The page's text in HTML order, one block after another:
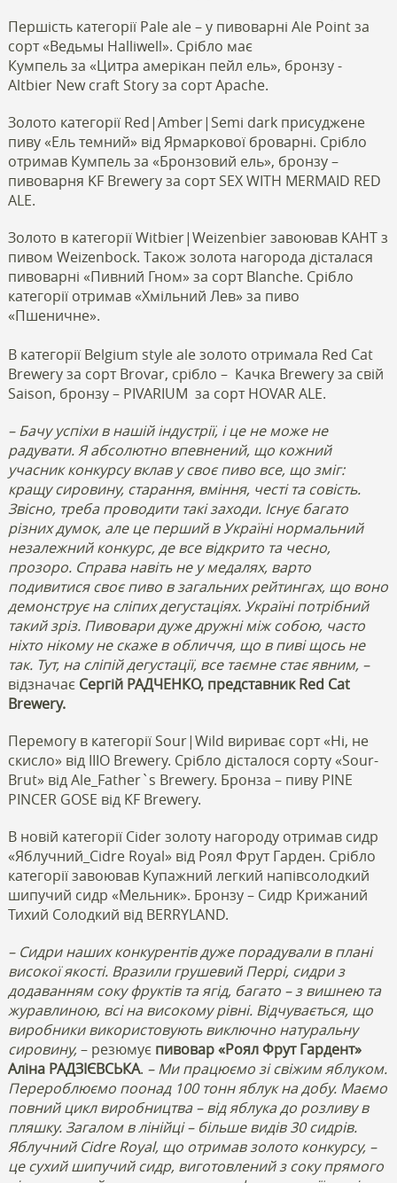
Першість категорії Pale ale – у пивоварні Ale Point за
сорт «Ведьмы Halliwell». Срібло має
Кумпель за «Цитра амерікан пейл ель», бронзу -
Altbier New craft Story за сорт Apache.
Золото категорії Red|Amber|Semi dark присуджене
пиву «Ель темний» від Ярмаркової броварні. Срібло
отримав Кумпель за «Бронзовий ель», бронзу –
пивоварня KF Brewery за сорт SEX WITH MERMAID RED
ALE.
Золото в категорії Witbier|Weizenbier завоював КАНТ з
пивом Weizenbock. Також золота нагорода дісталася
пивоварні «Пивний Гном» за сорт Blanche. Срібло
категорії отримав «Хмільний Лев» за пиво
«Пшеничне».
В категорії Belgium style ale золото отримала Red Cat
Brewery за сорт Brovar, срібло – Качка Brewery за свій
Saison, бронзу – PIVARIUM за сорт HOVAR ALE.
– Бачу успіхи в нашій індустрії, і це не може не
радувати. Я абсолютно впевнений, що кожний
учасник конкурсу вклав у своє пиво все, що зміг:
кращу сировину, старання, вміння, честі та совість.
Звісно, треба проводити такі заходи. Існує багато
різних думок, але це перший в Україні нормальний
незалежний конкурс, де все відкрито та чесно,
прозоро. Справа навіть не у медалях, варто
подивитися своє пиво в загальних рейтингах, що воно
демонструє на сліпих дегустаціях. Україні потрібний
такий зріз. Пивовари дуже дружні між собою, часто
ніхто нікому не скаже в обличчя, що в пиві щось не
так. Тут, на сліпій дегустації, все таємне стає явним, –
відзначає Сергій РАДЧЕНКО, представник Red Cat
Brewery.
Перемогу в категорії Sour|Wild вириває сорт «Ні, не
скисло» від IIIO Brewery. Срібло дісталося сорту «Sour-
Brut» від Ale_Father`s Brewery. Бронза – пиву PINE
PINCER GOSE від KF Brewery.
В новій категорії Cider золоту нагороду отримав сидр
«Яблучний_Cidre Royal» від Роял Фрут Гарден. Срібло
категорії завоював Купажний легкий напівсолодкий
шипучий сидр «Мельник». Бронзу – Сидр Крижаний
Тихий Солодкий від BERRYLAND.
– Сидри наших конкурентів дуже порадували в плані
високої якості. Вразили грушевий Перрі, сидри з
додаванням соку фруктів та ягід, багато – з вишнею та
журавлиною, всі на високому рівні. Відчувається, що
виробники використовують виключно натуральну
сировину, – резюмує пивовар «Роял Фрут Гардент»
Аліна РАДЗІЄВСЬКА. – Ми працюємо зі свіжим яблуком.
Перероблюємо поонад 100 тонн яблук на добу. Маємо
повний цикл виробництва – від яблука до розливу в
пляшку. Загалом в лінійці – більше видів 30 сидрів.
Яблучний Cidre Royal, що отримав золото конкурсу, –
це сухий шипучий сидр, виготовлений з соку прямого